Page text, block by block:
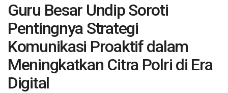
Guru Besar Undip Soroti
Pentingnya Strategi
Komunikasi Proaktif dalam
Meningkatkan Citra Polri di Era
Digital